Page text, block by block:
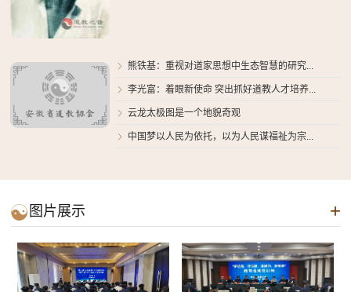
 熊铁基：重视对道家思想中生态智慧的研究...
 李光富：着眼新使命 突出抓好道教人才培养...
 云龙太极图是一个地貌奇观
 中国梦以人民为依托，以为人民谋福祉为宗...
 图片展示 +